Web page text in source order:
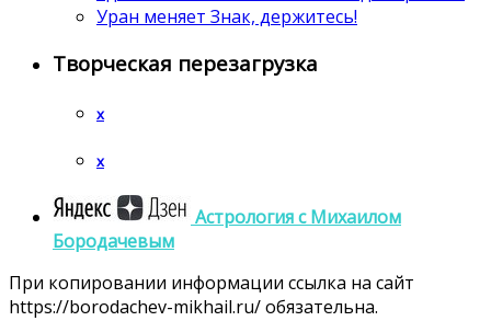
Уран меняет Знак, держитесь!
Творческая перезагрузка
x
x
Астрология c Михаилом
Бородачевым
При копировании информации ссылка на сайт
https://borodachev-mikhail.ru/ обязательна.